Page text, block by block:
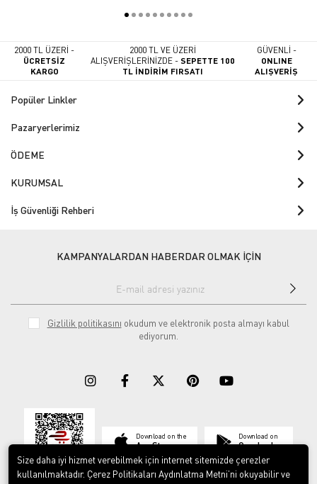
2000 TL ÜZERİ -
ÜCRETSİZ
KARGO
2000 TL VE ÜZERİ
ALIŞVERİŞLERİNİZDE -SEPETTE 100
TL İNDİRİM FIRSATI
GÜVENLİ -
ONLINE
ALIŞVERİŞ
Popüler Linkler
Pazaryerlerimiz
ÖDEME
KURUMSAL
İş Güvenliği Rehberi
KAMPANYALARDAN HABERDAR OLMAK İÇİN
Gizlilik politikasını okudum ve elektronik posta almayı kabul
ediyorum.
Download on the
App Store
Download on
Google play
Size daha iyi hizmet verebilmek için internet sitemizde çerezler
kullanılmaktadır. Çerez Politikaları Aydınlatma Metni’ni okuyabilir ve